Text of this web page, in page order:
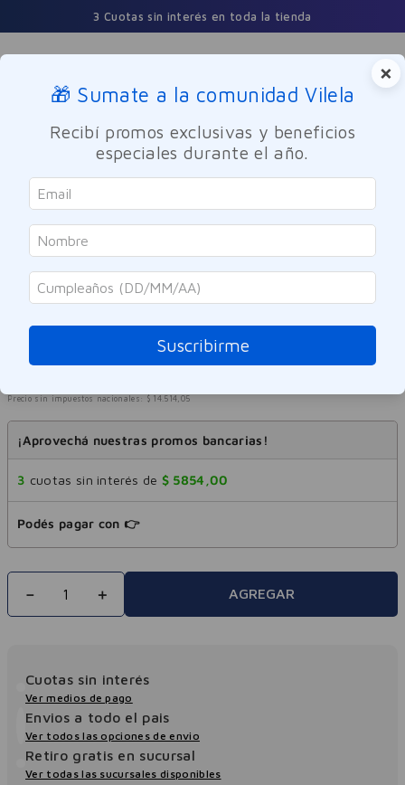
3 Cuotas sin interés en toda la tienda
Buscar
Cuidado Personal Cuidado del Cabello Shampoo
Valcatil
Shampoo Valcatil Max 150ml
Referencia
17.562 $ 29.270
Precio sin impuestos nacionales: $ 14.514, 05
¡Aprovechá nuestras promos bancarias!
3 cuotas sin interés de $ 5854 ,00
Podés pagar con 👉
＋
－ AGREGAR
Cuotas sin interés
Ver medios de pago
Envios a todo el pais
Ver todos las opciones de envio
Retiro gratis en sucursal
Ver todas las sucursales disponibles
×
🎁 Sumate a la comunidad Vilela
Recibí promos exclusivas y beneficios
especiales durante el año.
Suscribirme